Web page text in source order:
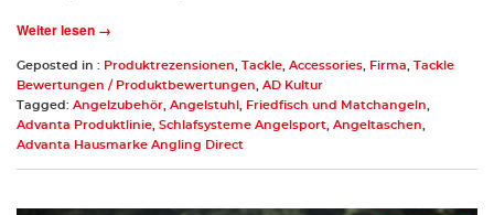
Weiter lesen →
Geposted in : Produktrezensionen Tackle Accessories Firma
Tackle
Bewertungen / Produktbewertungen
AD Kultur
Tagged: Angelzubehör Angelstuhl Friedfisch und Matchangeln
Advanta Produktlinie Schlafsysteme Angelsport Angeltaschen
Advanta Hausmarke Angling Direct